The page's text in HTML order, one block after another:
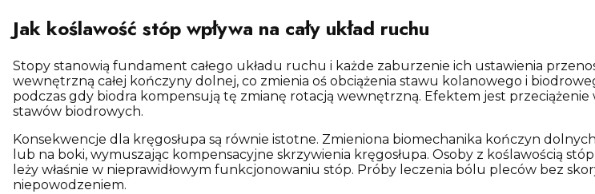
Jak koślawość stóp wpływa na cały układ ruchu
Stopy stanowią fundament całego układu ruchu i każde zaburzenie ich ustawienia
wewnętrzną całej kończyny dolnej, co zmienia oś obciążenia stawu kolanowego i
podczas gdy biodra kompensują tę zmianę rotacją wewnętrzną. Efektem jest
stawów biodrowych.
Konsekwencje dla kręgosłupa są równie istotne. Zmieniona biomechanika kończyn
lub na boki, wymuszając kompensacyjne skrzywienia kręgosłupa. Osoby z koślawością
leży właśnie w nieprawidłowym funkcjonowaniu stóp. Próby leczenia bólu pleców bez
niepowodzeniem.